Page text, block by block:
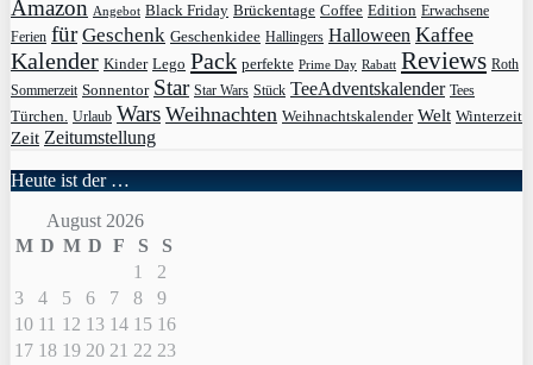
Amazon Angebot Black Friday Brückentage Coffee Edition Erwachsene
Ferien für Geschenk Geschenkidee Hallingers Halloween Kaffee
Kalender Kinder Lego Pack perfekte Prime Day Rabatt Reviews Roth
Sommerzeit Sonnentor Star Star Wars Stück TeeAdventskalender Tees
Türchen. Urlaub Wars Weihnachten Weihnachtskalender Welt Winterzeit
Zeit Zeitumstellung
Heute ist der …
August 2026
M D M D F S
S
1
2
3
4 5 6 7 8
9
10 11 12 13 14 15 16
17 18 19 20 21 22 23